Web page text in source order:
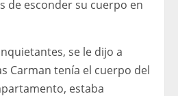
de esconder su cuerpo en
se le dijo a
Carman tenía el cuerpo del
estaba